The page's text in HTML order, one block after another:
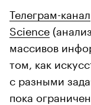
Телеграм-канал
Science
массивов
том, как
с разными
пока